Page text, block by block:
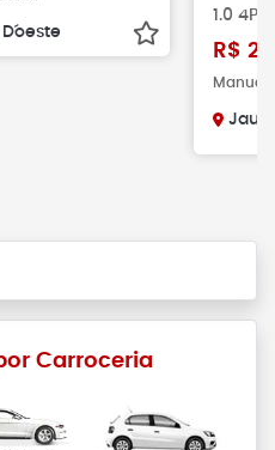
1.0 4P
R$
Manual
Jau
Carroceria